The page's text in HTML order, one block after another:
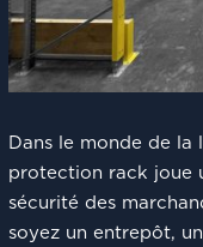
Dans le monde de
protection rack joue
sécurité des
soyez un entrepôt,